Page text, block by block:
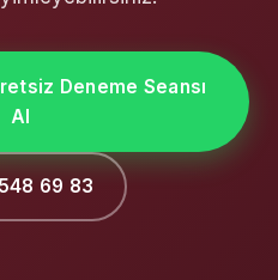
Deneme Seansı
Al
69 83